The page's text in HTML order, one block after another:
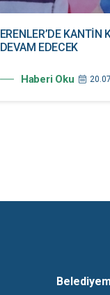
ERENLER’DE KANTİN
DEVAM EDECEK
Haberi Oku